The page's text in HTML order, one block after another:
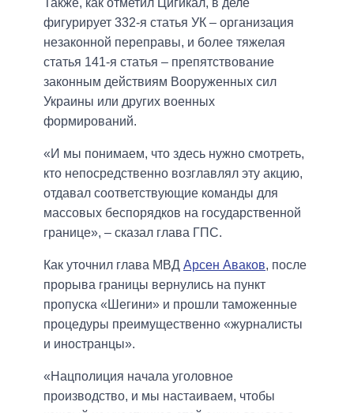
фигурирует 332-я статья УК – организация
незаконной переправы, и более тяжелая
статья 141-я статья – препятствование
законным действиям Вооруженных сил
Украины или других военных
формирований.
«И мы понимаем, что здесь нужно смотреть,
кто непосредственно возглавлял эту акцию,
отдавал соответствующие команды для
массовых беспорядков на государственной
границе», – сказал глава ГПС.
Как уточнил глава МВД Арсен Аваков, после
прорыва границы вернулись на пункт
пропуска «Шегини» и прошли таможенные
процедуры преимущественно «журналисты
и иностранцы».
«Нацполиция начала уголовное
производство, и мы настаиваем, чтобы